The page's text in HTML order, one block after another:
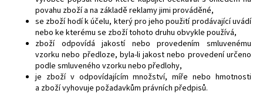
povahu zboží a na základě reklamy jimi prováděné,
se zboží hodí k účelu, který pro jeho použití prodávající uvádí
nebo ke kterému se zboží tohoto druhu obvykle používá,
zboží odpovídá jakostí nebo provedením smluvenému
vzorku nebo předloze, byla-li jakost nebo provedení určeno
podle smluveného vzorku nebo předlohy,
je zboží v odpovídajícím množství, míře nebo hmotnosti
a zboží vyhovuje požadavkům právních předpisů.